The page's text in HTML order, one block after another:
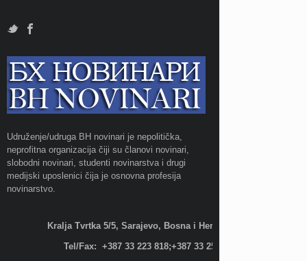
Udruženje/udruga BH novinari je nepolitička,
neprofitna organizacija čiji su članovi novinari,
slobodni novinari, studenti novinarstva i drugi
medijski uposlenici čija je osnovna profesija
novinarstvo.
Kralja Tvrtka 5/5, Sarajevo, Bosna i Hercegovina;
Tel/Fax: +387 33 223 818;+387 33 255 600